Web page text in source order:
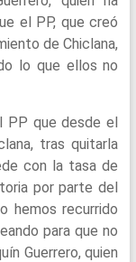
el PP, que creó
de Chiclana,
lo que ellos no
PP que desde el
tras quitarla
con la tasa de
por parte del
hemos recurrido
para que no
Guerrero, quien